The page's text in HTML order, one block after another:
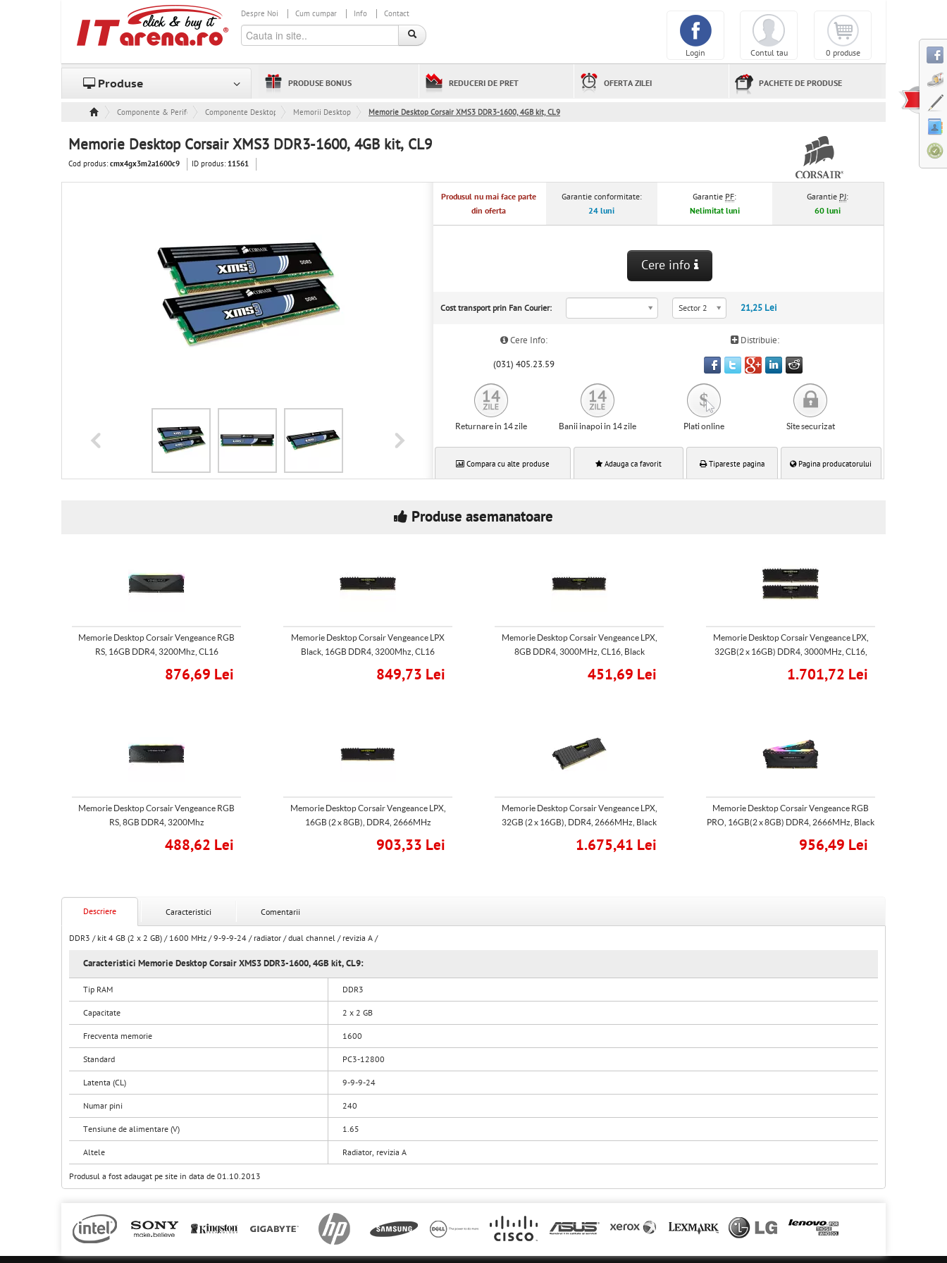
Despre Noi Cum cumpar Info Contact
0 produse
Contul tau
Login
Produse PRODUSE BONUS REDUCERI DE PRET OFERTA ZILEI PACHETE DE PRODUSE
Componente & Periferice Componente Desktop Memorii Desktop Memorie Desktop Corsair XMS3 DDR3-1600, 4GB kit, CL9
Memorie Desktop Corsair XMS3 DDR3-1600, 4GB kit, CL9
Cod produs:cmx4gx3m2a1600c9 ID produs: 11561
Produsul nu mai face parte
din oferta
Garantie conformitate:
24 luni
Garantie PF:
Nelimitat luni
Garantie PJ:
60 luni
Cere info
Cost transport prin Fan Courier: Sector 2 21,25 Lei
Cere Info: Distribuie:
(031) 405.23.59
Returnare in 14 zile Banii inapoi in 14 zile Plati online Site securizat
Compara cu alte produse Adauga ca favorit Tipareste pagina Pagina producatorului
Produse asemanatoare
Memorie Desktop Corsair Vengeance RGB
RS, 16GB DDR4, 3200Mhz, CL16
876,69 Lei
Memorie Desktop Corsair Vengeance LPX
Black, 16GB DDR4, 3200Mhz, CL16
849,73 Lei
Memorie Desktop Corsair Vengeance LPX,
8GB DDR4, 3000MHz, CL16, Black
451,69 Lei
Memorie Desktop Corsair Vengeance LPX,
32GB(2 x 16GB) DDR4, 3000MHz, CL16,
1.701,72 Lei
Memorie Desktop Corsair Vengeance RGB
RS, 8GB DDR4, 3200Mhz
488,62 Lei
Memorie Desktop Corsair Vengeance LPX,
16GB (2 x 8GB), DDR4, 2666MHz
903,33 Lei
Memorie Desktop Corsair Vengeance LPX,
32GB (2 x 16GB), DDR4, 2666MHz, Black
1.675,41 Lei
Memorie Desktop Corsair Vengeance RGB
PRO, 16GB(2 x 8GB) DDR4, 2666MHz, Black
956,49 Lei
Descriere Caracteristici Comentarii
DDR3 / kit 4 GB (2 x 2 GB) / 1600 MHz / 9-9-9-24 / radiator / dual channel / revizia A /
Caracteristici Memorie Desktop Corsair XMS3 DDR3-1600, 4GB kit, CL9:
Tip RAM DDR3
Capacitate 2 x 2 GB
Frecventa memorie 1600
Standard PC3-12800
Latenta (CL) 9-9-9-24
Numar pini 240
Tensiune de alimentare (V) 1.65
Altele Radiator, revizia A
Produsul a fost adaugat pe site in data de 01.10.2013